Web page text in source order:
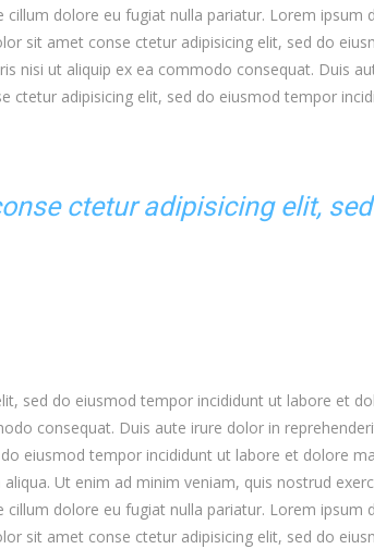
dolore eu fugiat nulla pariatur. Lorem
sit amet conse ctetur adipisicing elit, sed do
nisi ut aliquip ex ea commodo consequat. Duis
ctetur adipisicing elit, sed do eiusmod tempor
ctetur adipisicing elit,
sed do eiusmod tempor incididunt ut labore et
consequat. Duis aute irure dolor in
eiusmod tempor incididunt ut labore et dolore
Ut enim ad minim veniam, quis nostrud
dolore eu fugiat nulla pariatur. Lorem
sit amet conse ctetur adipisicing elit, sed do